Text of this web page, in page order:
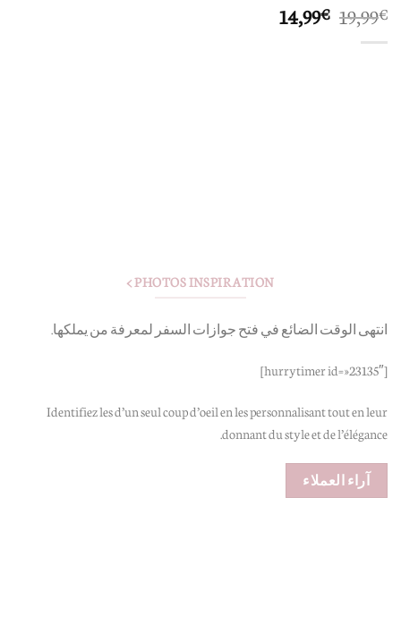
19,99€ السعر
الأصلي
14,99€ السعر
PHOTOS INSPIRATION >
انتهى الوقت الضائع في فتح جوازات السفر لمعرفة من يملكها.
[hurrytimer id= »23135″]
Identifiez les d’un seul coup d’oeil en les personnalisant tout en leur
donnant du style et de l’élégance.
آراء العملاء